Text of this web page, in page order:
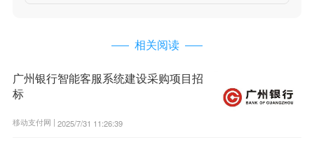
相关阅读
广州银行智能客服系统建设采购项目招
标
移动支付网 | 2025/7/31 11:26:39